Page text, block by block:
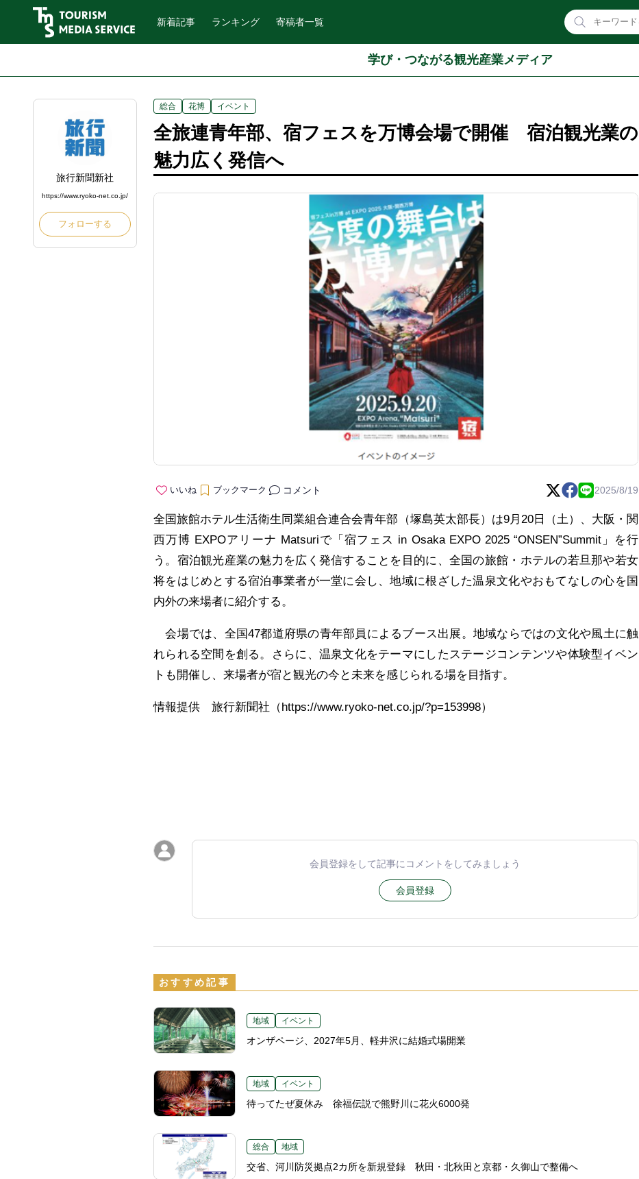
新着記事 ランキング 寄稿者一覧
学び・つながる観光産業メディア
旅行新聞新社
https://www.ryoko-net.co.jp/
フォローする
総合 花博 イベント
全旅連青年部、宿フェスを万博会場で開催 宿泊観光業の
魅力広く発信へ
いいね ブックマーク コメント 2025/8/19
全国旅館ホテル生活衛生同業組合連合会青年部（塚島英太部長）は9月20日（土）、大阪・関
西万博 EXPOアリーナ Matsuriで「宿フェス in Osaka EXPO 2025 “ONSEN”Summit」を行
う。宿泊観光産業の魅力を広く発信することを目的に、全国の旅館・ホテルの若旦那や若女
将をはじめとする宿泊事業者が一堂に会し、地域に根ざした温泉文化やおもてなしの心を国
内外の来場者に紹介する。
会場では、全国47都道府県の青年部員によるブース出展。地域ならではの文化や風土に触
れられる空間を創る。さらに、温泉文化をテーマにしたステージコンテンツや体験型イベン
トも開催し、来場者が宿と観光の今と未来を感じられる場を目指す。
情報提供 旅行新聞社（https://www.ryoko-net.co.jp/?p=153998）
会員登録をして記事にコメントをしてみましょう
会員登録
おすすめ記事
地域 イベント
オンザページ、2027年5月、軽井沢に結婚式場開業
地域 イベント
待ってたぜ夏休み 徐福伝説で熊野川に花火6000発
総合 地域
交省、河川防災拠点2カ所を新規登録 秋田・北秋田と京都・久御山で整備へ